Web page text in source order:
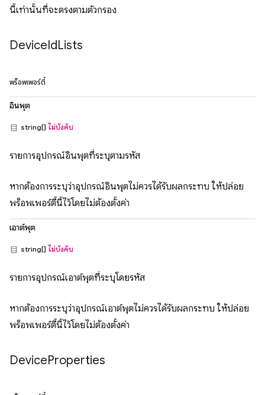
นี้เท่านั้นที่จะตรงตามตัวกรอง
DeviceIdLists
พร็อพเพอร์ตี้
อินพุต
string[] ไม่บังคับ
รายการอุปกรณ์อินพุตที่ระบุตามรหัส
หากต้องการระบุว่าอุปกรณ์อินพุตไม่ควรได้รับผลกระทบ ให้ปล่อย
พร็อพเพอร์ตี้นี้ไว้โดยไม่ต้องตั้งค่า
เอาต์พุต
string[] ไม่บังคับ
รายการอุปกรณ์เอาต์พุตที่ระบุโดยรหัส
หากต้องการระบุว่าอุปกรณ์เอาต์พุตไม่ควรได้รับผลกระทบ ให้ปล่อย
พร็อพเพอร์ตี้นี้ไว้โดยไม่ต้องตั้งค่า
DeviceProperties